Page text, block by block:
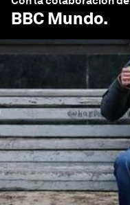
BBC Mundo.